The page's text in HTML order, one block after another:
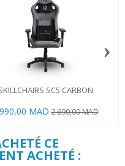
SC5 CARBON
MAD 2 690,00 MAD
›
CE
ACHETÉ :